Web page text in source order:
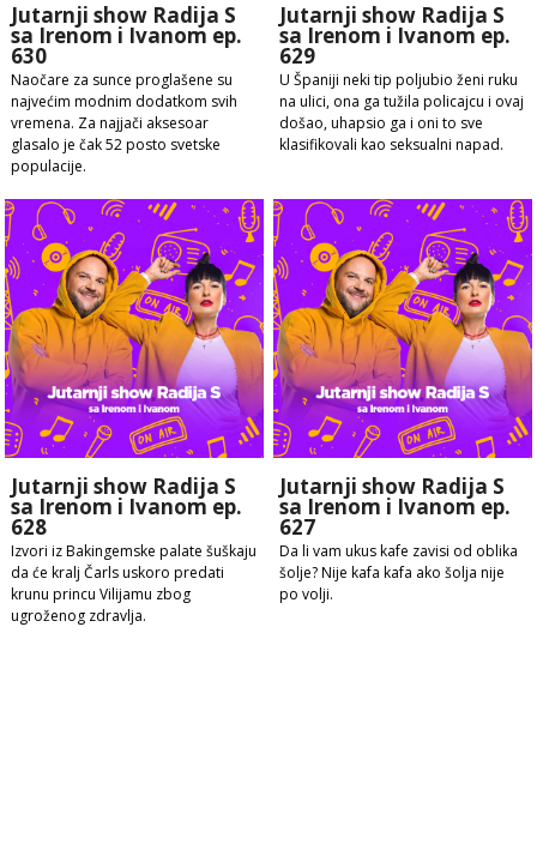
Jutarnji show Radija S
sa Irenom i Ivanom ep.
630
Naočare za sunce proglašene su
najvećim modnim dodatkom svih
vremena. Za najjači aksesoar
glasalo je čak 52 posto svetske
populacije.
Jutarnji show Radija S
sa Irenom i Ivanom ep.
629
U Španiji neki tip poljubio ženi ruku
na ulici, ona ga tužila policajcu i ovaj
došao, uhapsio ga i oni to sve
klasifikovali kao seksualni napad.
Jutarnji show Radija S
sa Irenom i Ivanom ep.
628
Izvori iz Bakingemske palate šuškaju
da će kralj Čarls uskoro predati
krunu princu Vilijamu zbog
ugroženog zdravlja.
Jutarnji show Radija S
sa Irenom i Ivanom ep.
627
Da li vam ukus kafe zavisi od oblika
šolje? Nije kafa kafa ako šolja nije
po volji.